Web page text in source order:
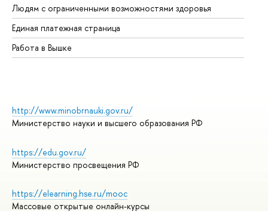
Людям с ограниченными возможностями здоровья
Единая платежная страница
Работа в Вышке
http://www.minobrnauki.gov.ru/
Министерство науки и высшего образования РФ
https://edu.gov.ru/
Министерство просвещения РФ
https://elearning.hse.ru/mooc
Массовые открытые онлайн-курсы